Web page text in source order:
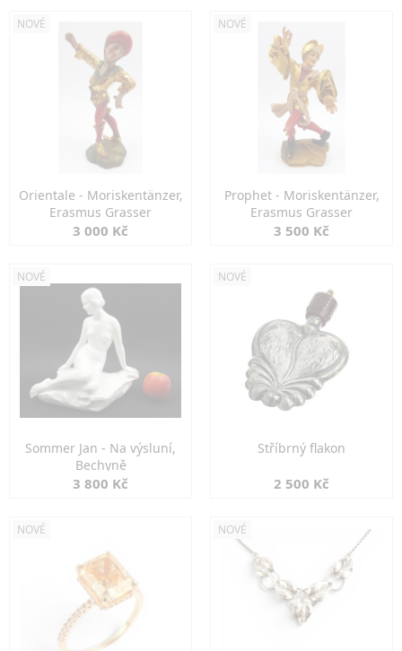
NOVÉ
Orientale - Moriskentänzer,
Erasmus Grasser
3 000 Kč
NOVÉ
Prophet - Moriskentänzer,
Erasmus Grasser
3 500 Kč
NOVÉ
Sommer Jan - Na výsluní,
Bechyně
3 800 Kč
NOVÉ
Stříbrný flakon
2 500 Kč
NOVÉ NOVÉ